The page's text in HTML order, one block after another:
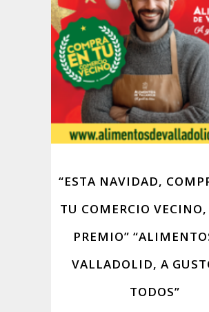
“ESTA NAVIDAD,
TU COMERCIO
PREMIO”
VALLADOLID, A
TODOS”